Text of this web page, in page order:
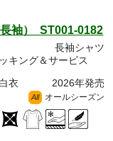
袖） ST001-0182
長袖シャツ
キング＆サービス
衣
2026年発売
All オールシーズン